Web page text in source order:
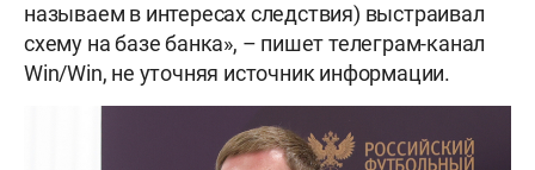
называем в интересах следствия) выстраивал
схему на базе банка», – пишет телеграм-канал
Win/Win, не уточняя источник информации.